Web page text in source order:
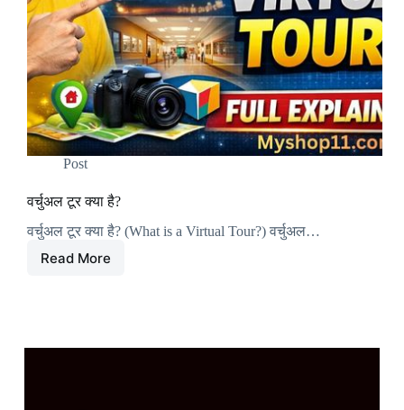
Post
वर्चुअल टूर क्या है?
वर्चुअल टूर क्या है? (What is a Virtual Tour?) वर्चुअल…
Read More